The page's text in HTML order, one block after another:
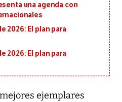
una agenda con
2026: El plan para
2026: El plan para
ejemplares